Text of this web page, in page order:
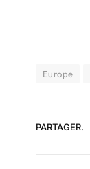
Europe
PARTAGER.